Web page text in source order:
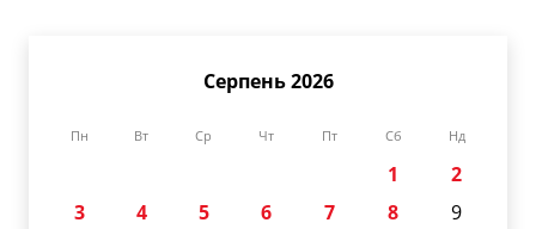
Серпень 2026
Пн Вт Ср Чт Пт Сб Нд
1
2
3
4 5 6 7 8
9